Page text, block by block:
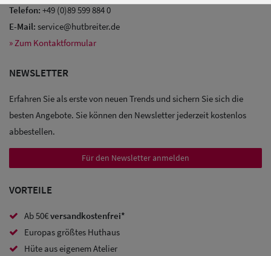
Herren
Snapback Caps
Telefon: +49 (0)89 599 884 0
E-Mail: service@hutbreiter.de
» Zum Kontaktformular
NEWSLETTER
Erfahren Sie als erste von neuen Trends und sichern Sie sich die
besten Angebote. Sie können den Newsletter jederzeit kostenlos
abbestellen.
Für den Newsletter anmelden
VORTEILE
Ab 50€versandkostenfrei*
Europas größtes Huthaus
Hüte aus eigenem Atelier